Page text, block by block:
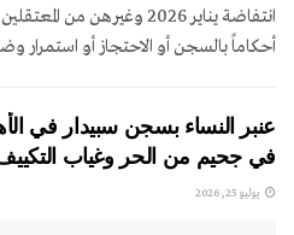
انتفاضة يناير 2026
أحكاماً بالسجن أو الاحتجاز أو استمرار
في جحيم من الحر وغياب
يوليو 25, 2026